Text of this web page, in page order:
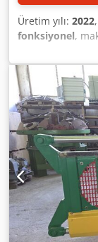
Üretim yılı: 2022
fonksiyonel,
kullanılmamış,
2022'de satın
satın
yapılmış ve
sadece suyla
3 vardiya
(KDV hariç)